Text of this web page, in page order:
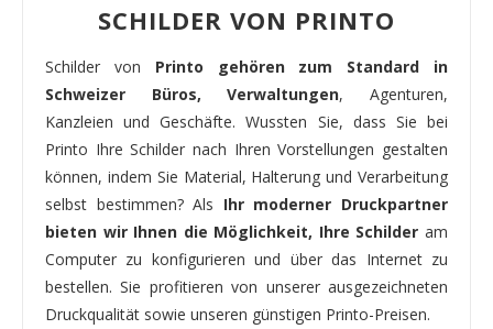
SCHILDER VON PRINTO
Schilder von Printo gehören zum Standard in
Schweizer Büros, Verwaltungen, Agenturen,
Kanzleien und Geschäfte. Wussten Sie, dass Sie bei
Printo Ihre Schilder nach Ihren Vorstellungen gestalten
können, indem Sie Material, Halterung und Verarbeitung
selbst bestimmen? Als Ihr moderner Druckpartner
bieten wir Ihnen die Möglichkeit, Ihre Schilder am
Computer zu konfigurieren und über das Internet zu
bestellen. Sie profitieren von unserer ausgezeichneten
Druckqualität sowie unseren günstigen Printo-Preisen.